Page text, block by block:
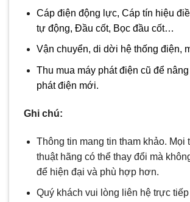
Cáp điện động lực, Cáp tín hiệu
tự động, Đầu cốt, Bọc đầu cốt…
Vận chuyển, di dời hệ thống điện,
Thu mua máy phát điện cũ để
phát điện mới.
Ghi chú:
Thông tin mang tin tham khảo. Mọi
thuật hãng có thể thay đổi mà
để hiện đại và phù hợp hơn.
Quý khách vui lòng liên hệ trực